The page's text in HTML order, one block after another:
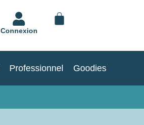
Connexion
Professionnel Goodies